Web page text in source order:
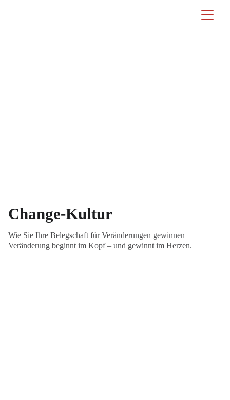
Change-Kultur
Wie Sie Ihre Belegschaft für Veränderungen gewinnen
Veränderung beginnt im Kopf – und gewinnt im Herzen.